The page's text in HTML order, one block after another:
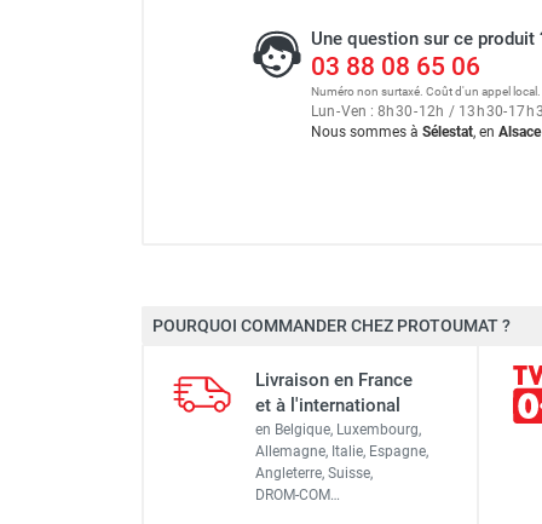
Une question sur ce produit
03 88 08 65 06
Numéro non surtaxé. Coût d'un appel local.
Lun-Ven : 8h30-12h / 13h30-17h
Nous sommes à Sélestat, en Alsace
Marque
Référence fournisseur
Classement produit
POURQUOI COMMANDER CHEZ PROTOUMAT ?
Livraison en France
et à l'international
en Belgique, Luxembourg,
Allemagne, Italie, Espagne,
Angleterre, Suisse,
DROM-COM…